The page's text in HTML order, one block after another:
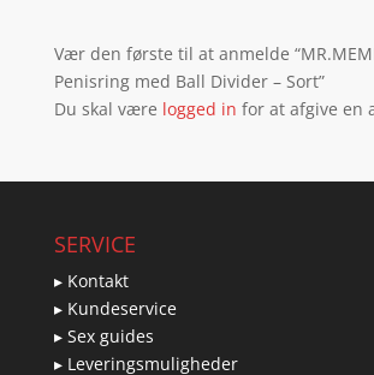
Vær den første til at anmelde
Penisring med Ball Divider – Sort”
Du skal være logged in for at afgive en
SERVICE
▸ Kontakt
▸ Kundeservice
▸ Sex guides
▸ Leveringsmuligheder